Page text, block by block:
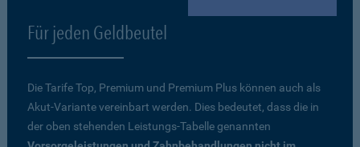
Für jeden Geldbeutel
Die Tarife Top, Premium und Premium Plus können auch als
Akut-Variante vereinbart werden. Dies bedeutet, dass die in
der oben stehenden Leistungs-Tabelle genannten